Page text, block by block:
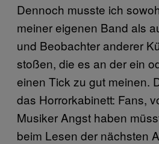
Dennoch musste ich
meiner eigenen Band als
und Beobachter anderer
stoßen, die es an der ein
einen Tick zu gut meinen.
das Horrorkabinett: Fans,
Musiker Angst haben
beim Lesen der nächsten